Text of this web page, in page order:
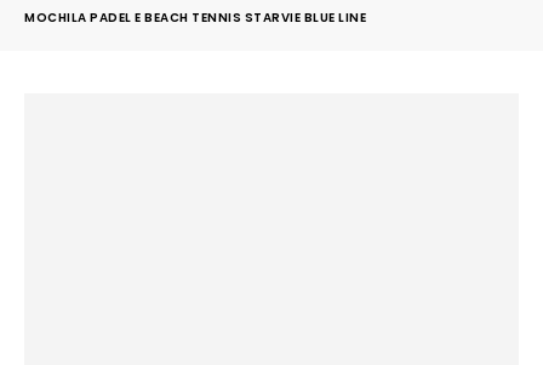
MOCHILA PADEL E BEACH TENNIS STARVIE BLUE LINE